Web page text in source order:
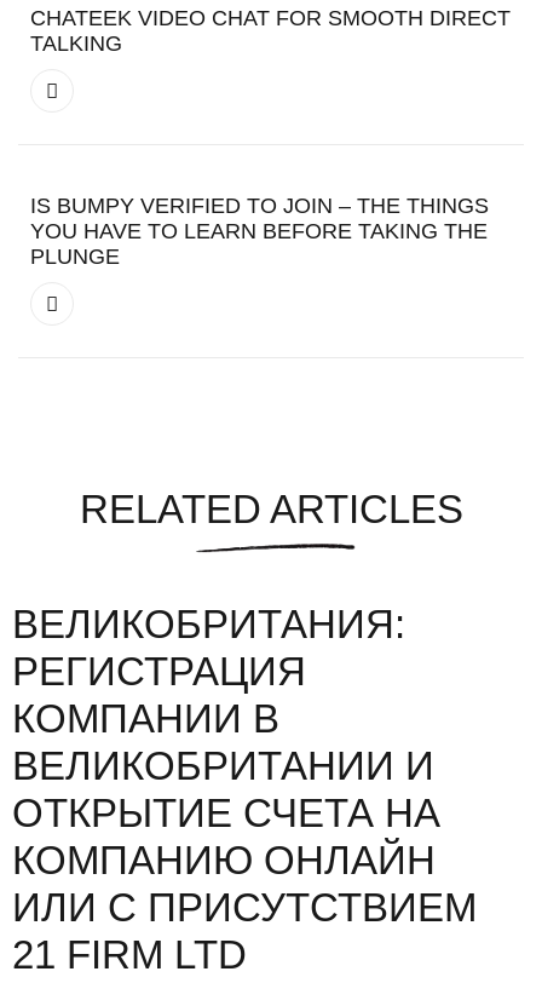
CHATEEK VIDEO CHAT FOR SMOOTH DIRECT
TALKING
IS BUMPY VERIFIED TO JOIN – THE THINGS
YOU HAVE TO LEARN BEFORE TAKING THE
PLUNGE
RELATED ARTICLES
ВЕЛИКОБРИТАНИЯ:
РЕГИСТРАЦИЯ
КОМПАНИИ В
ВЕЛИКОБРИТАНИИ И
ОТКРЫТИЕ СЧЕТА НА
КОМПАНИЮ ОНЛАЙН
ИЛИ С ПРИСУТСТВИЕМ
21 FIRM LTD